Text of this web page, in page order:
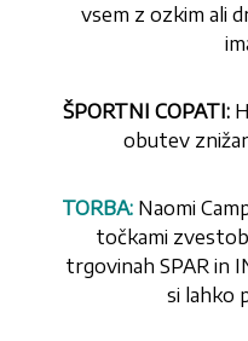
vsem z ozkim ali
ŠPORTNI COPATI:
obutev
TORBA: Naomi
točkami
trgovinah SPAR in
si lahko